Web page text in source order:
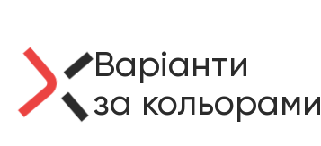
Варіанти
за кольорами